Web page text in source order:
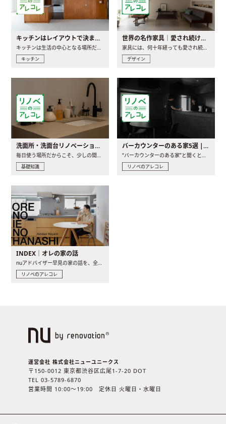
キッチンはレイアウトで決まる。後悔しないための考え方と選び方
キッチンは生活の中心となる場所だからこそ、家の中のどこに置..
キッチン
世界の名作家具｜愛され続ける理由と一生モノとの出会い方
家具には、何十年経っても愛され続ける「名作」と呼ばれるもの..
デザイン
洗面所・洗面台リノベーションの事例と間取りアイデア
毎日使う場所だからこそ、少しの間取りの工夫や素材の選び方で..
基礎知識
バーカウンターのある家5選 | 日常に馴染む“距離の近い”キッチンとは
“バーカウンターのある家”と聞くと、少し特別な、大人のための..
リノベのアレコレ
INDEX｜オレの家の話
リノベのアレコレ
運営会社 株式会社ニューユニークス
〒150-0012 東京都渋谷区広尾1-7-20 DOT
TEL 03-5789-6870
営業時間 10:00〜19:00 定休日 火曜日・水曜日